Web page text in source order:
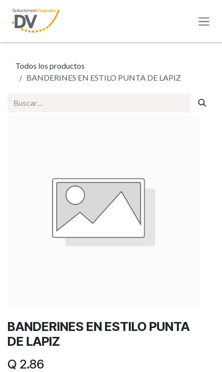
Todos los productos
BANDERINES EN ESTILO PUNTA DE LAPIZ
BANDERINES EN ESTILO PUNTA
DE LAPIZ
Q 2.86